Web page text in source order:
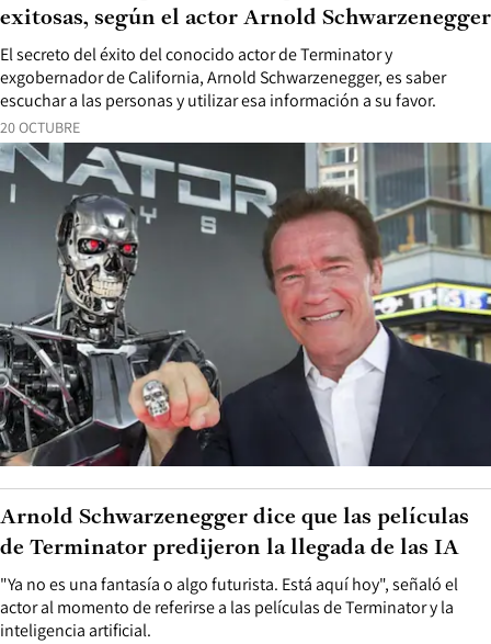
20 OCTUBRE
El secreto del éxito del conocido actor de Terminator y
exgobernador de California, Arnold Schwarzenegger, es saber
escuchar a las personas y utilizar esa información a su favor.
exitosas, según el actor Arnold Schwarzenegger
"Ya no es una fantasía o algo futurista. Está aquí hoy", señaló el
actor al momento de referirse a las películas de Terminator y la
inteligencia artificial.
Arnold Schwarzenegger dice que las películas
de Terminator predijeron la llegada de las IA